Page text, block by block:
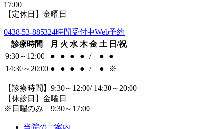
17:00
【定休日】金曜日
0438-53-885324時間受付中Web予約
診療時間
月 火 水 木 金 土 日/祝
9:30～12:00
● ● ● ● / ●
●
14:30～20:00 ● ● ● ● / ● ※
【診療時間】9:30～12:00/ 14:30～20:00
【休診日】金曜日
※日曜のみ 9:30～17:00
当院のご案内